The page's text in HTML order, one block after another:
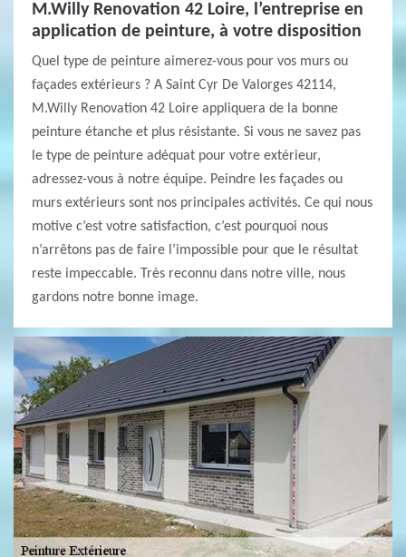
M.Willy Renovation 42 Loire, l’entreprise en
application de peinture, à votre disposition
Quel type de peinture aimerez-vous pour vos murs ou
façades extérieurs ? A Saint Cyr De Valorges 42114,
M.Willy Renovation 42 Loire appliquera de la bonne
peinture étanche et plus résistante. Si vous ne savez pas
le type de peinture adéquat pour votre extérieur,
adressez-vous à notre équipe. Peindre les façades ou
murs extérieurs sont nos principales activités. Ce qui nous
motive c’est votre satisfaction, c’est pourquoi nous
n’arrêtons pas de faire l’impossible pour que le résultat
reste impeccable. Très reconnu dans notre ville, nous
gardons notre bonne image.